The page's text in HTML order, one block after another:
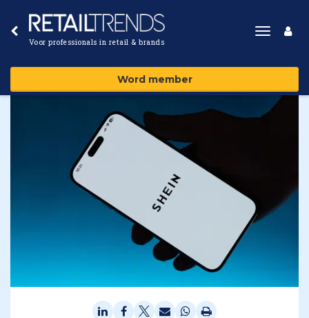
Voor professionals in retail & brands
Toggle
Word member